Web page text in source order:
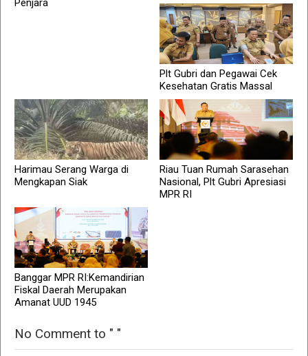
Penjara
Plt Gubri dan Pegawai Cek
Kesehatan Gratis Massal
Harimau Serang Warga di
Mengkapan Siak
Riau Tuan Rumah Sarasehan
Nasional, Plt Gubri Apresiasi
MPR RI
Banggar MPR RI:Kemandirian
Fiskal Daerah Merupakan
Amanat UUD 1945
No Comment to " "